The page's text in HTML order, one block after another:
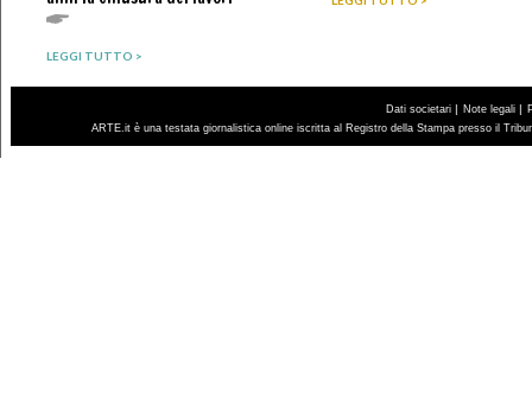
LEGGI TUTTO >
Dati societari | Note legali |
ARTE.it è una testata giornalistica online iscritta al Registro della Stampa presso il